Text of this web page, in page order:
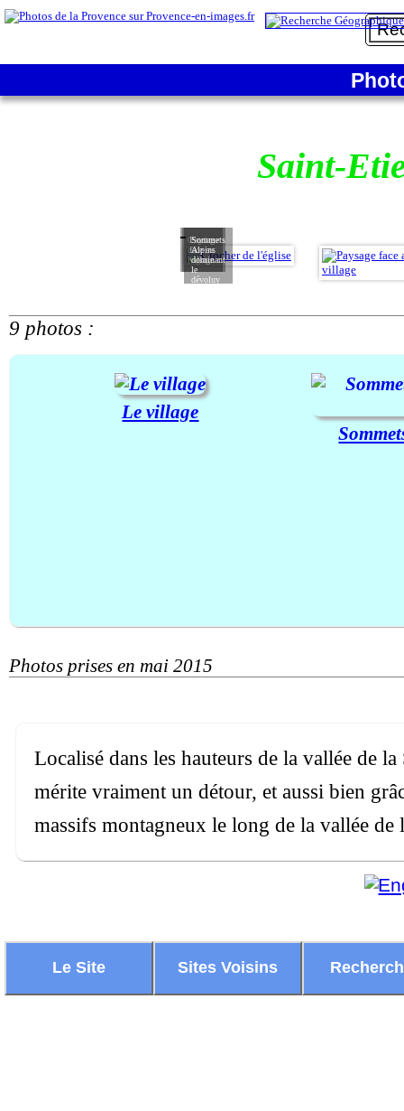
Saint-
Clocher
de
l'église
Paysage
face au
village
Sommets
Alpins
dominant
le
dévoluy
9 photos :
Le village
Photos prises en mai 2015
Localisé dans les hauteurs de la vallée de
mérite vraiment un détour, et aussi bien
massifs montagneux le long de la vallée de
Le Site Sites Voisins